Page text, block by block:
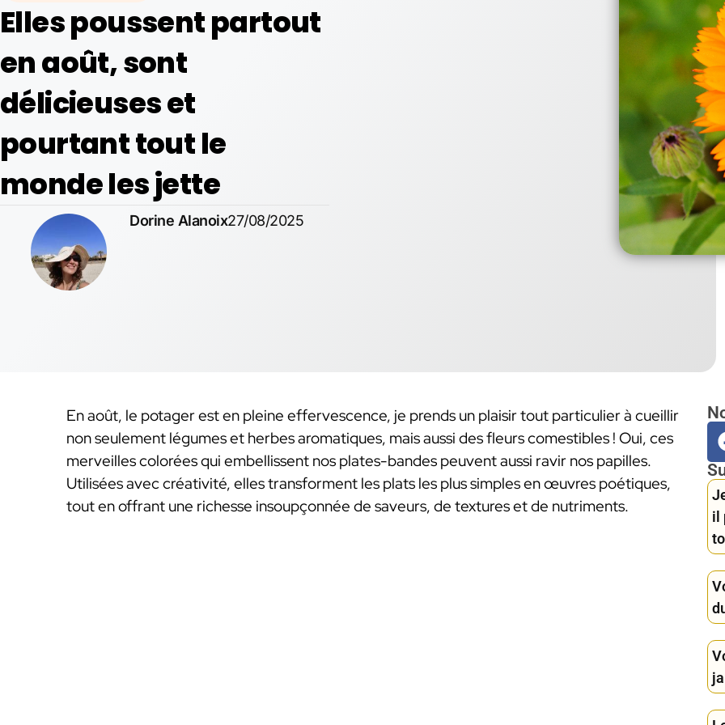
Elles poussent partout
en août, sont
délicieuses et
pourtant tout le
monde les jette
Dorine Alanoix27/08/2025
En août, le potager est en pleine effervescence, je prends un plaisir tout particulier à cueillir
non seulement légumes et herbes aromatiques, mais aussi des fleurs comestibles ! Oui, ces
merveilles colorées qui embellissent nos plates-bandes peuvent aussi ravir nos papilles.
Utilisées avec créativité, elles transforment les plats les plus simples en œuvres poétiques,
tout en offrant une richesse insoupçonnée de saveurs, de textures et de nutriments.
il